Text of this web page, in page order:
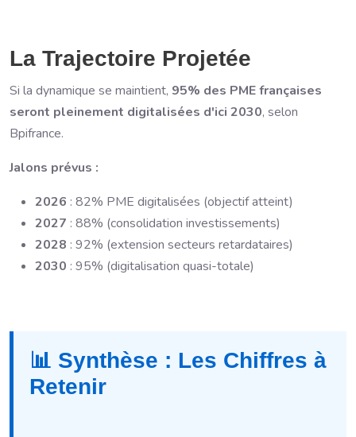
La Trajectoire Projetée
Si la dynamique se maintient, 95% des PME françaises
seront pleinement digitalisées d'ici 2030, selon
Bpifrance.
Jalons prévus :
2026 : 82% PME digitalisées (objectif atteint)
2027 : 88% (consolidation investissements)
2028 : 92% (extension secteurs retardataires)
2030 : 95% (digitalisation quasi-totale)
📊 Synthèse : Les Chiffres à
Retenir